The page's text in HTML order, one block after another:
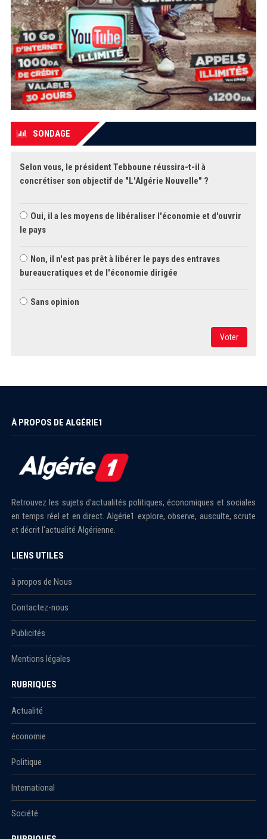
SONDAGE
Selon vous, le président Tebboune réussira-t-il à
concrétiser son objectif de "L'Algérie Nouvelle" ?
Oui, il a les moyens de libéraliser l'économie et d'ouvrir
le pays
Non, il n'est pas prêt à libérer le pays des entraves
bureaucratiques et de l'économie dirigée
Sans opinion
Voter
À PROPOS DE ALGÉRIE1
Retrouvez les sujets d'actualités politiques, économiques et sociales
en temps réel et en direct. Algérie1 explore, observe, ausculte, scrute
et décrit l'actualité Algérienne.
LIENS UTILES
à propos de Nous
Contactez-nous
Publicités
Mentions légales
RUBRIQUES
Actualité
économie
Politique
International
Société